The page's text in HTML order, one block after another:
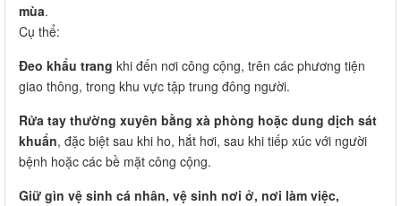
mùa.
Cụ thể:
Đeo khẩu trang khi đến nơi công cộng, trên các phương tiện
giao thông, trong khu vực tập trung đông người.
Rửa tay thường xuyên bằng xà phòng hoặc dung dịch sát
khuẩn, đặc biệt sau khi ho, hắt hơi, sau khi tiếp xúc với người
bệnh hoặc các bề mặt công cộng.
Giữ gìn vệ sinh cá nhân, vệ sinh nơi ở, nơi làm việc,